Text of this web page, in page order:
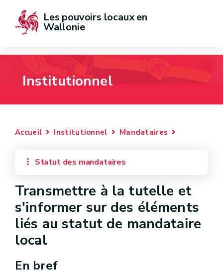
Les pouvoirs locaux en
Wallonie
Institutionnel
Accueil Institutionnel Mandataires
Statut des mandataires
Transmettre à la tutelle et
s'informer sur des éléments
liés au statut de mandataire
local
En bref